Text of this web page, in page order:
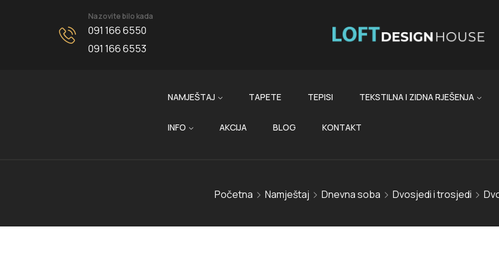
Nazovite bilo kada
091 166 6550
091 166 6553
NAMJEŠTAJ TAPETE TEPISI TEKSTILNA I ZIDNA RJEŠENJA
INFO AKCIJA BLOG KONTAKT
Početna Namještaj Dnevna soba Dvosjedi i trosjedi